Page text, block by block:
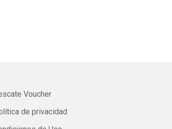
Voucher
de privacidad